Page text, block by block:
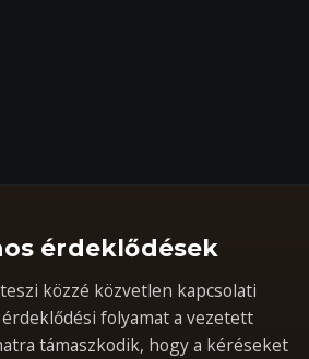
érdeklődések
közzé közvetlen kapcsolati
folyamat a vezetett
támaszkodik, hogy a kéréseket